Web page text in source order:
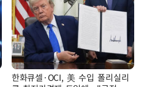
한화큐셀·OCI, 美 수입 폴리실리